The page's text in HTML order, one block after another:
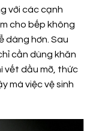
với các cạnh
cho bếp không
dàng hơn. Sau
cần dùng khăn
vết dầu mỡ, thức
mà việc vệ sinh